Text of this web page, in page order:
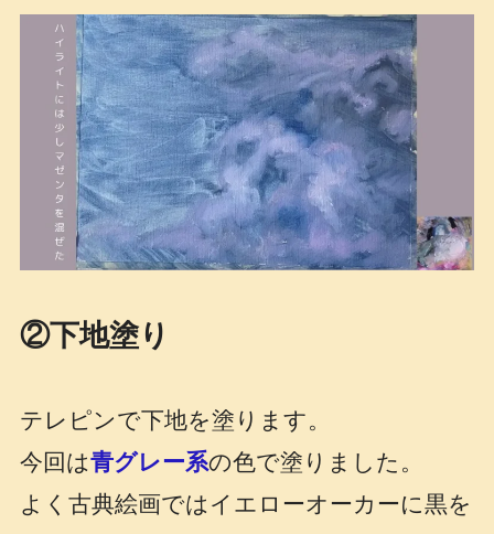
②下地塗り
テレピンで下地を塗ります。
今回は青グレー系の色で塗りました。
よく古典絵画ではイエローオーカーに黒を